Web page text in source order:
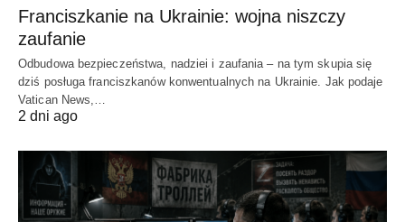
Franciszkanie na Ukrainie: wojna niszczy
zaufanie
Odbudowa bezpieczeństwa, nadziei i zaufania – na tym skupia się
dziś posługa franciszkanów konwentualnych na Ukrainie. Jak podaje
Vatican News,…
2 dni ago